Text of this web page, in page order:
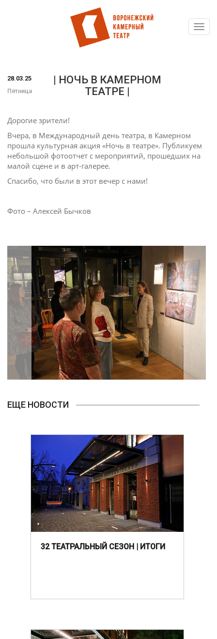
28.03.25
Пятница
| НОЧЬ В КАМЕРНОМ
ТЕАТРЕ |
Дорогие зрители!
Вчера, в Международный день театра, в Камерном
прошла культурная акция «Ночь в театре». Публикуем
небольшой фотоотчет с мероприятий, прошедших на
малой сцене и в арт-галерее.
Спасибо, что были в этот вечер с нами!
Фото – Алексей Бычков
ЕЩЕ НОВОСТИ
32 ТЕАТРАЛЬНЫЙ СЕЗОН | ИТОГИ